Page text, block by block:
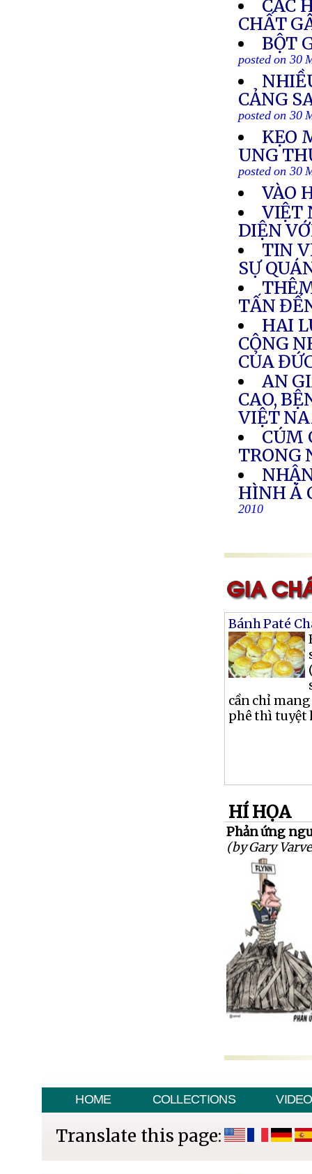
CÁC
CHẤT
BỘT
posted on 30
CẢNG
posted on 30
KẸO
UNG
posted on 30
VÀO
VIỆT
DIỆN
TIN
SỰ
TẤN
HAI
CÔNG
CỦA
AN
CAO,
VIỆT
CÚM
TRONG
HÌNH Á
2010
Bánh Paté
cần chỉ
phê thì tuyệt
HÍ HỌA
Phản ứng
(by Gary
HOME COLLECTIONS VIDEO
Translate this page: